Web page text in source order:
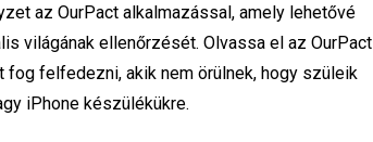
az OurPact alkalmazással, amely lehetővé
világának ellenőrzését. Olvassa el az OurPact
felfedezni, akik nem örülnek, hogy szüleik
iPhone készülékükre.